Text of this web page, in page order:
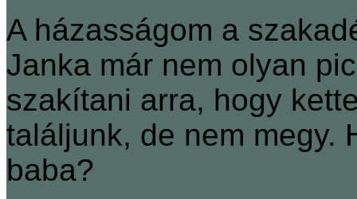
A házasságom a
Janka már nem olyan
szakítani arra, hogy
találjunk, de nem megy.
baba?